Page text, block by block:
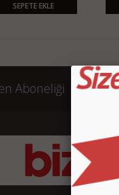
SEPETE EKLE
Aboneliği